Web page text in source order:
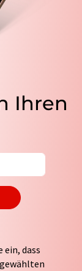
Ihren
ein, dass